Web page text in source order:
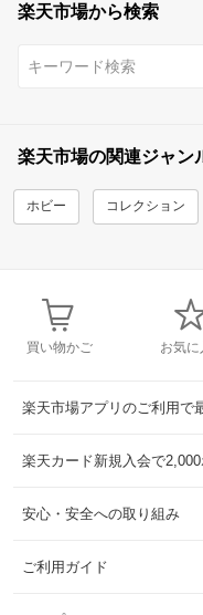
楽天市場から検索
楽天市場の関連ジャン
ホビー コレクション
買い物かご お気に
楽天市場アプリのご利用で
楽天カード新規入会で2,000
安心・安全への取り組み
ご利用ガイド